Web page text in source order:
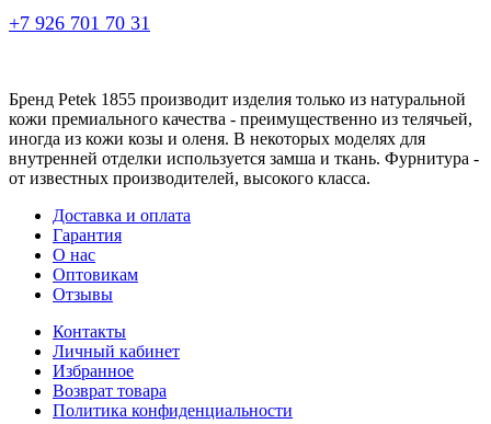
+7 926 701 70 31
Бренд Petek 1855 производит изделия только из натуральной
кожи премиального качества - преимущественно из телячьей,
иногда из кожи козы и оленя. В некоторых моделях для
внутренней отделки используется замша и ткань. Фурнитура -
от известных производителей, высокого класса.
Доставка и оплата
Гарантия
О нас
Оптовикам
Отзывы
Контакты
Личный кабинет
Избранное
Возврат товара
Политика конфиденциальности